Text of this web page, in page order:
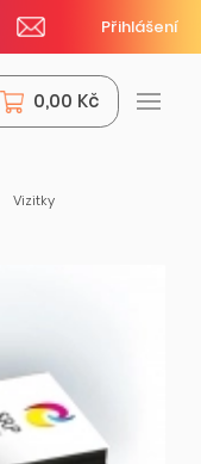
Přihlášení
0,00 Kč
Vizitky